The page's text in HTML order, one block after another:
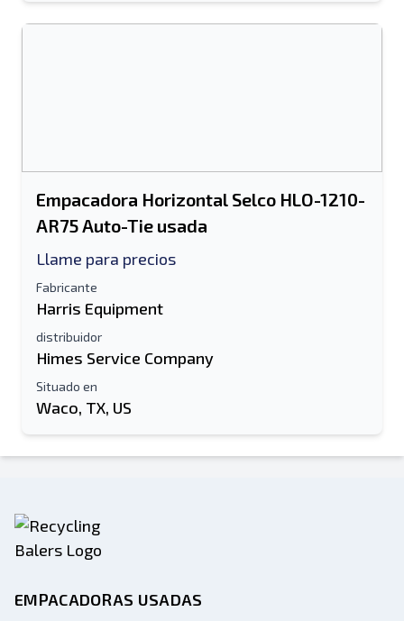
Empacadora Horizontal Selco HLO-1210-
AR75 Auto-Tie usada
Llame para precios
Fabricante
Harris Equipment
distribuidor
Himes Service Company
Situado en
Waco, TX, US
EMPACADORAS USADAS